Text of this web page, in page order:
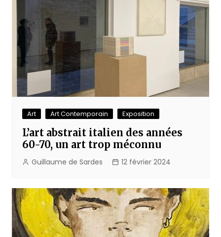
Art Art Contemporain Exposition
L’art abstrait italien des années
60-70, un art trop méconnu
Guillaume de Sardes 12 février 2024